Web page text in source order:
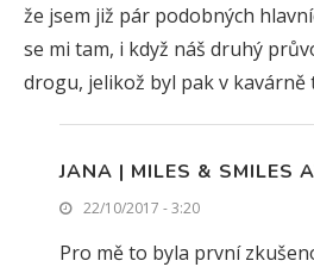
že jsem již pár podobných
se mi tam, i když náš druhý
drogu, jelikož byl pak v
JANA | MILES & SMILES
22/10/2017 - 3:20
Pro mě to byla první